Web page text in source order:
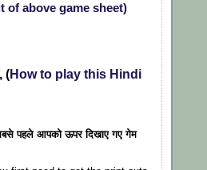
of above game sheet)
(How to play this Hindi
पहले आपको ऊपर दिखाए गए गेम